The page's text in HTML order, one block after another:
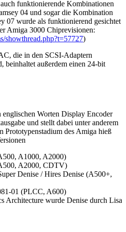
funktionierende Kombinationen
04 und sogar die Kombination
07 wurde als funktionierend gesichtet
Amiga 3000 Chiprevisionen:
showthread.php?t=57727)
die in den SCSI-Adaptern
außerdem einen 24-bit
englischen Worten Display Encoder
und stellt dabei unter anderem
Prototypenstadium des Amiga hieß
A1000, A2000)
A2000, CDTV)
Denise / Hires Denise (A500+,
01 (PLCC, A600)
Architecture wurde Denise durch Lisa